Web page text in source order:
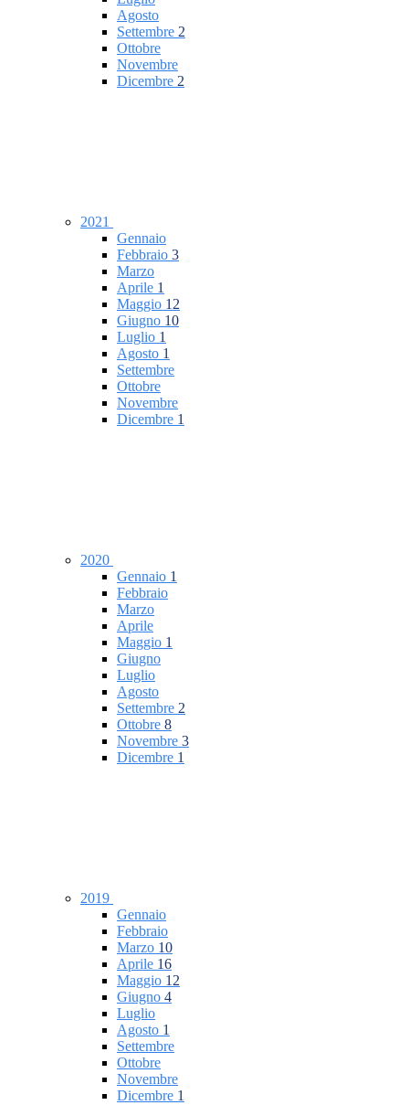
Agosto
Settembre 2
Ottobre
Novembre
Dicembre 2
2021
Gennaio
Febbraio 3
Marzo
Aprile 1
Maggio 12
Giugno 10
Luglio 1
Agosto 1
Settembre
Ottobre
Novembre
Dicembre 1
2020
Gennaio 1
Febbraio
Marzo
Aprile
Maggio 1
Giugno
Luglio
Agosto
Settembre 2
Ottobre 8
Novembre 3
Dicembre 1
2019
Gennaio
Febbraio
Marzo 10
Aprile 16
Maggio 12
Giugno 4
Luglio
Agosto 1
Settembre
Ottobre
Novembre
Dicembre 1